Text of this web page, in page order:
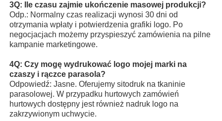
3Q: Ile czasu zajmie ukończenie masowej produkcji?
Odp.: Normalny czas realizacji wynosi 30 dni od
otrzymania wpłaty i potwierdzenia grafiki logo. Po
negocjacjach możemy przyspieszyć zamówienia na pilne
kampanie marketingowe.
4Q: Czy mogę wydrukować logo mojej marki na
czaszy i rączce parasola?
Odpowiedź: Jasne. Oferujemy sitodruk na tkaninie
parasolowej. W przypadku hurtowych zamówień
hurtowych dostępny jest również nadruk logo na
zakrzywionym uchwycie.